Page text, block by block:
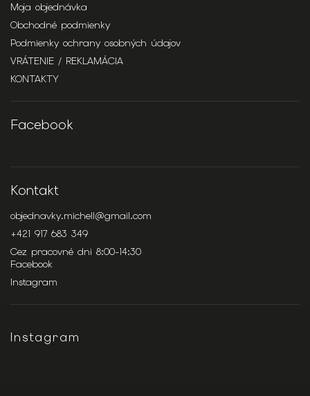
Moja objednávka
Obchodné podmienky
Podmienky ochrany osobných údajov
VRÁTENIE / REKLAMÁCIA
KONTAKTY
Facebook
Kontakt
objednavky.michell@gmail.com
+421 917 683 349
Cez pracovné dni 8:00-14:30
Facebook
Instagram
Instagram